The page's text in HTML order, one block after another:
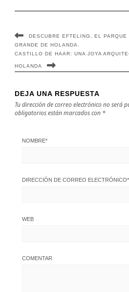
DESCUBRE EFTELING, EL PARQUE
GRANDE DE HOLANDA.
CASTILLO DE HAAR: UNA JOYA
HOLANDA
DEJA UNA RESPUESTA
Tu dirección de correo electrónico no será
obligatorios están marcados con *
NOMBRE*
DIRECCIÓN DE CORREO ELECTRÓNICO*
WEB
COMENTAR